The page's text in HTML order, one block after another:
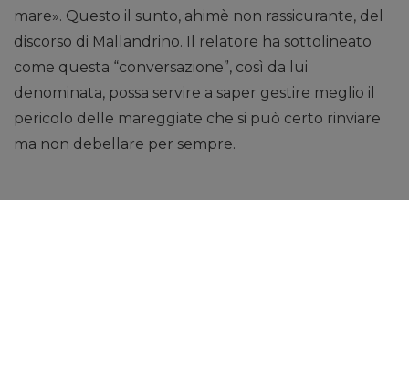
mare». Questo il sunto, ahimè non rassicurante, del
discorso di Mallandrino. Il relatore ha sottolineato
come questa “conversazione”, così da lui
denominata, possa servire a saper gestire meglio il
pericolo delle mareggiate che si può certo rinviare
ma non debellare per sempre.